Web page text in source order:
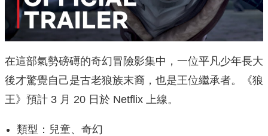
在這部氣勢磅礡的奇幻冒險影集中，一位平凡少年長大
後才驚覺自己是古老狼族末裔，也是王位繼承者。《狼
王》預計 3 月 20 日於 Netflix 上線。
類型：兒童、奇幻